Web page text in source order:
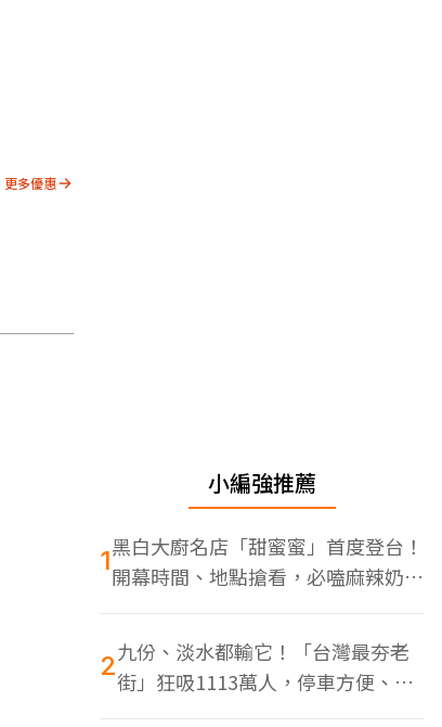
更多優惠
小編強推薦
1黑白大廚名店「甜蜜蜜」首度登台！
開幕時間、地點搶看，必嗑麻辣奶油
蝦
2九份、淡水都輸它！「台灣最夯老
街」狂吸1113萬人，停車方便、特
色美食多